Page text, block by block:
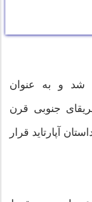
در سال 2001 افتتاح شد و به عنوان
جنوبی قرن
آپارتاید قرار